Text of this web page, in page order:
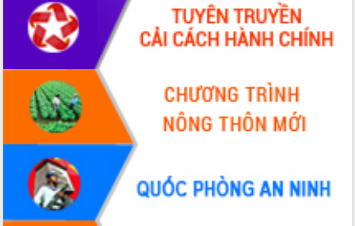
Đoàn đại biểu Quốc hội tỉnh Đắk Lắk
trao đổi thông tin trước Kỳ họp thứ
nhất, Quốc hội khóa XVI
Quyết liệt cải cách hành chính, khơi
thông nguồn lực phát triển
Nâng cao hiệu lực, hiệu quả HĐND
tỉnh thông qua hiện đại hóa hành chính
Xã Ea Phê gắn cải cách hành chính với
chuyển đổi số
Phó Chủ tịch Thường trực UBND tỉnh
Hồ Thị Nguyên Thảo làm việc tại Trung
tâm Phục vụ hành chính công xã Ea
Phê